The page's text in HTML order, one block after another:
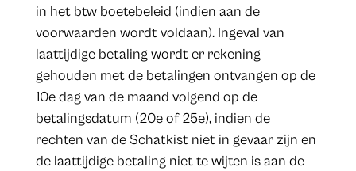
in het btw boetebeleid (indien aan de
voorwaarden wordt voldaan). Ingeval van
laattijdige betaling wordt er rekening
gehouden met de betalingen ontvangen op de
10e dag van de maand volgend op de
betalingsdatum (20e of 25e), indien de
rechten van de Schatkist niet in gevaar zijn en
de laattijdige betaling niet te wijten is aan de